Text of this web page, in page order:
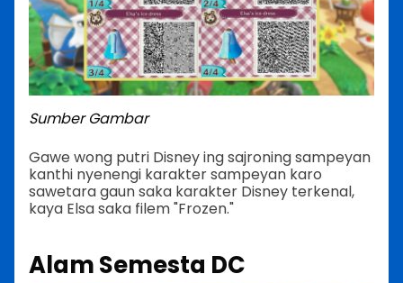
Sumber Gambar
Gawe wong putri Disney ing sajroning sampeyan
kanthi nyenengi karakter sampeyan karo
sawetara gaun saka karakter Disney terkenal,
kaya Elsa saka filem "Frozen."
Alam Semesta DC